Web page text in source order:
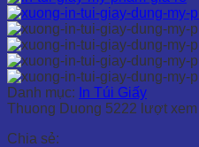
Danh mục: In Túi Giấy
Thuong Duong 5222 lượt xem
Chia sẻ: